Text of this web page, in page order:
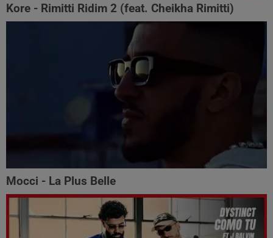
Kore - Rimitti Ridim 2 (feat. Cheikha Rimitti)
Mocci - La Plus Belle